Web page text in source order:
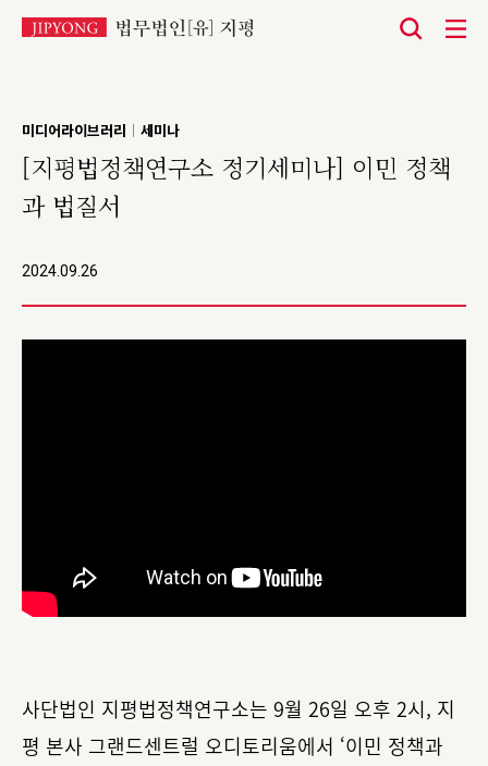
미디어라이브러리 | 세미나
[지평법정책연구소 정기세미나] 이민 정책
과 법질서
2024.09.26
사단법인 지평법정책연구소는 9월 26일 오후 2시, 지
평 본사 그랜드센트럴 오디토리움에서 ‘이민 정책과